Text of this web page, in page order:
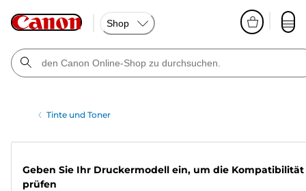
Shop
Tinte und Toner
Geben Sie Ihr Druckermodell ein, um die Kompatibilität
prüfen